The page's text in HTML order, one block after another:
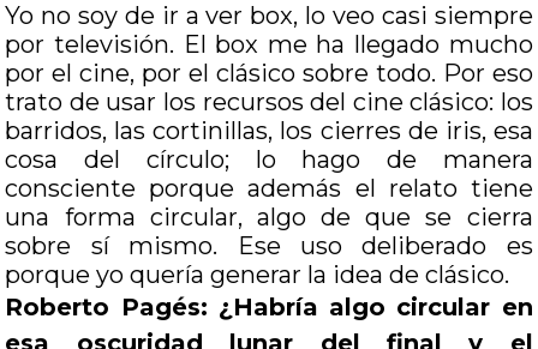
Yo no soy de ir a ver box, lo veo casi siempre
por televisión. El box me ha llegado mucho
por el cine, por el clásico sobre todo. Por eso
trato de usar los recursos del cine clásico: los
barridos, las cortinillas, los cierres de iris, esa
cosa del círculo; lo hago de manera
consciente porque además el relato tiene
una forma circular, algo de que se cierra
sobre sí mismo. Ese uso deliberado es
porque yo quería generar la idea de clásico.
Roberto Pagés: ¿Habría algo circular en
esa oscuridad lunar del final y el